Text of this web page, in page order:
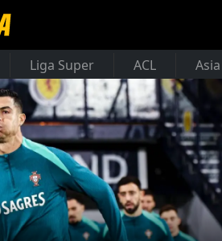
Liga Super ACL